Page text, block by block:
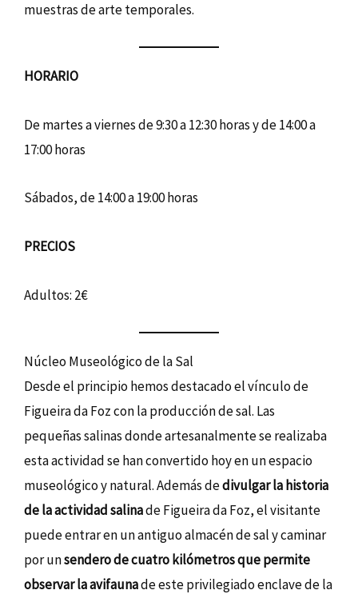
muestras de arte temporales.
HORARIO
De martes a viernes de 9:30 a 12:30 horas y de 14:00 a
17:00 horas
Sábados, de 14:00 a 19:00 horas
PRECIOS
Adultos: 2€
Núcleo Museológico de la Sal
Desde el principio hemos destacado el vínculo de
Figueira da Foz con la producción de sal. Las
pequeñas salinas donde artesanalmente se realizaba
esta actividad se han convertido hoy en un espacio
museológico y natural. Además dedivulgar la historia
de la actividad salinade Figueira da Foz, el visitante
puede entrar en un antiguo almacén de sal y caminar
por unsendero de cuatro kilómetros que permite
observar la avifaunade este privilegiado enclave de la